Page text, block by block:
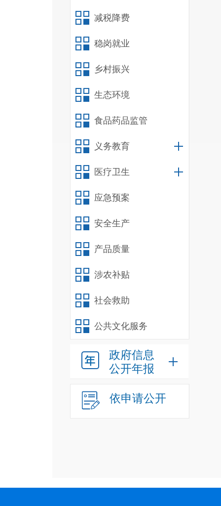
减税降费
稳岗就业
乡村振兴
生态环境
食品药品监管
义务教育
医疗卫生
应急预案
安全生产
产品质量
涉农补贴
社会救助
公共文化服务
政府信息
公开年报
依申请公开